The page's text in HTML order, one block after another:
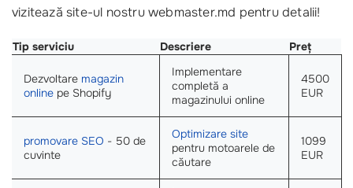
vizitează site-ul nostru webmaster.md pentru detalii!
Tip serviciu Descriere Preț
Dezvoltare magazin
online pe Shopify
Implementare
completă a
magazinului online
4500
EUR
promovare SEO - 50 de
cuvinte
Optimizare site
pentru motoarele de
căutare
1099
EUR